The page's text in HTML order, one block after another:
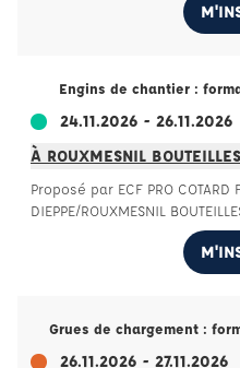
Engins de chantier :
24.11.2026 - 26.11.2026
À ROUXMESNIL
Proposé par ECF PRO COTARD
DIEPPE/ROUXMESNIL
Grues de chargement :
26.11.2026 - 27.11.2026